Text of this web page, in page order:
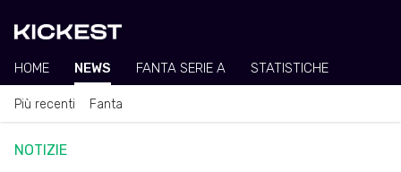
HOME NEWS FANTA SERIE A STATISTICHE
Più recenti Fanta
NOTIZIE